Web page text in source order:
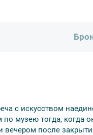
с искусством
музею тогда, когда
после